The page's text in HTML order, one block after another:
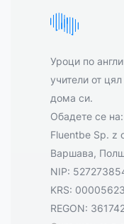
Уроци по
учители от
дома си.
Обадете се на:
Fluentbe Sp. z
Варшава,
NIP:
KRS:
REGON: